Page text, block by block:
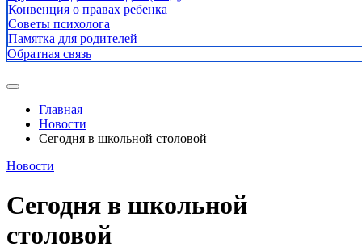
Конвенция о правах ребенка
Советы психолога
Памятка для родителей
Обратная связь
Главная
Новости
Сегодня в школьной столовой
Новости
Сегодня в школьной
столовой